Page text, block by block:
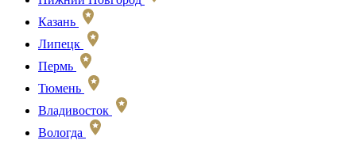
Казань
Липецк
Пермь
Тюмень
Владивосток
Вологда